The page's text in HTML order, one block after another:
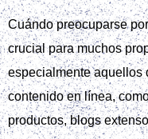
Cuándo preocuparse
crucial para muchos
especialmente aquellos
contenido en línea,
productos, blogs